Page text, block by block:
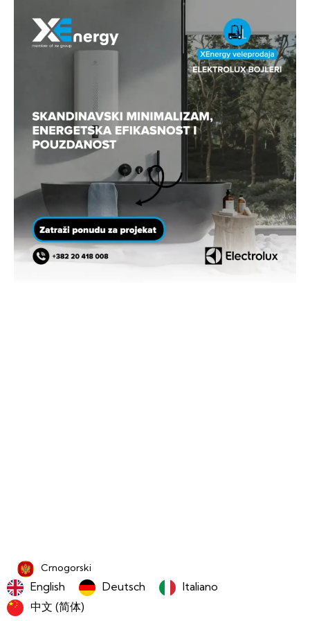
Crnogorski
English Deutsch
Italiano
中文 (简体)